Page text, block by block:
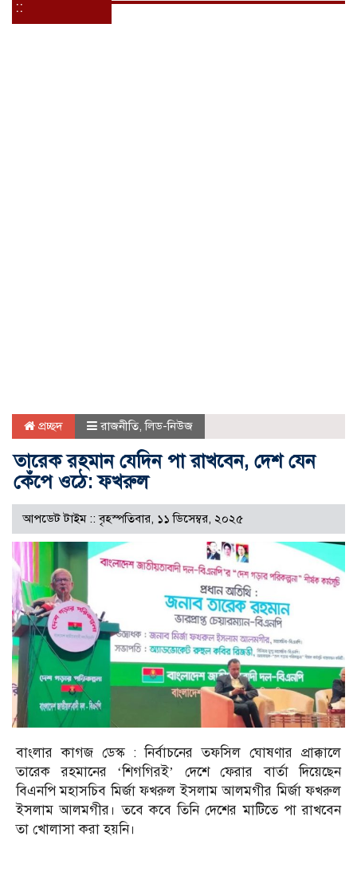
::
প্রচ্ছদ রাজনীতি,লিড-নিউজ
তারেক রহমান যেদিন পা রাখবেন, দেশ যেন
কেঁপে ওঠে: ফখরুল
আপডেট টাইম :: বৃহস্পতিবার, ১১ ডিসেম্বর, ২০২৫
বাংলার কাগজ ডেস্ক : নির্বাচনের তফসিল ঘোষণার প্রাক্কালে
তারেক রহমানের ‘শিগগিরই’ দেশে ফেরার বার্তা দিয়েছেন
বিএনপি মহাসচিব মির্জা ফখরুল ইসলাম আলমগীর মির্জা ফখরুল
ইসলাম আলমগীর। তবে কবে তিনি দেশের মাটিতে পা রাখবেন
তা খোলাসা করা হয়নি।